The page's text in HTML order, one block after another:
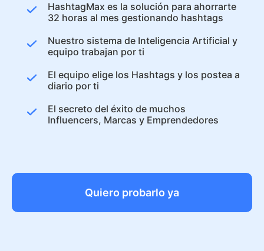
HashtagMax es la solución para ahorrarte
32 horas al mes gestionando hashtags
Nuestro sistema de Inteligencia Artificial y
equipo trabajan por ti
El equipo elige los Hashtags y los postea a
diario por ti
El secreto del éxito de muchos
Influencers, Marcas y Emprendedores
Quiero probarlo ya